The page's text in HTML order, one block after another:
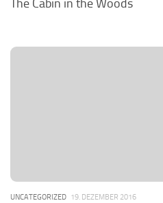
The Cabin in the Woods
UNCATEGORIZED 19. DEZEMBER 2016